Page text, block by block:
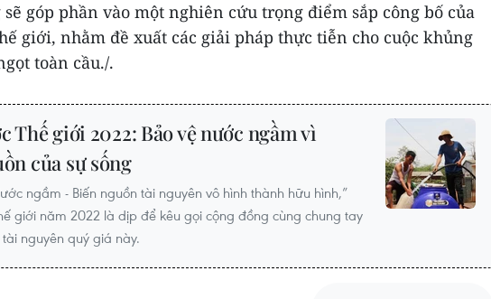
sẽ góp phần vào một nghiên cứu trọng điểm sắp công bố của
giới, nhằm đề xuất các giải pháp thực tiễn cho cuộc khủng
toàn cầu./.
Thế giới 2022: Bảo vệ nước ngầm vì
của sự sống
ngầm - Biến nguồn tài nguyên vô hình thành hữu hình,”
giới năm 2022 là dịp để kêu gọi cộng đồng cùng chung tay
nguyên quý giá này.